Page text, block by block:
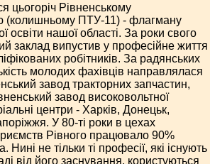
цьогоріч Рівненському
(колишньому ПТУ-11) - флагману
освіти нашої області. За роки свого
заклад випустив у професійне життя
робітників. За радянських
молодих фахівців направлялася
завод тракторних запчастин,
завод високовольтної
центри - Харків, Донецьк,
У 80-ті роки в цехах
Рівного працювало 90%
Нині не тільки ті професії, які існують
від його заснування, користуються